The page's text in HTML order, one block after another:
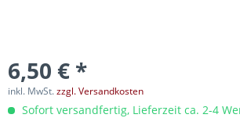
6,50 € *
inkl. MwSt.zzgl. Versandkosten
Sofort versandfertig, Lieferzeit ca. 2-4